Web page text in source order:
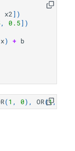
x2])
, 0.5])
x) + b
(1 , 0), OR(1,